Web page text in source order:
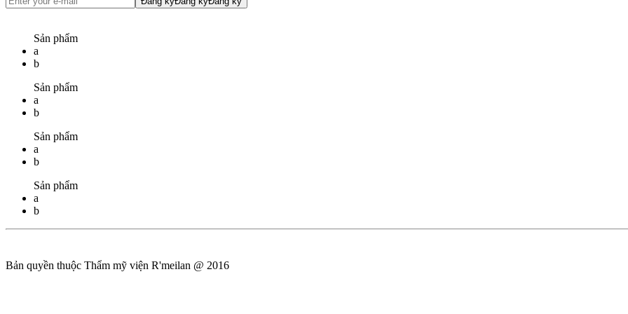
Sản phẩm
a
b
Sản phẩm
a
b
Sản phẩm
a
b
Sản phẩm
a
b
Bản quyền thuộc Thẩm mỹ viện R'meilan @ 2016